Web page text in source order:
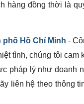
hàng đồng thời là
Hồ Chí Minh -
tình, chúng tôi cam
pháp lý như doanh
liên hệ theo thông